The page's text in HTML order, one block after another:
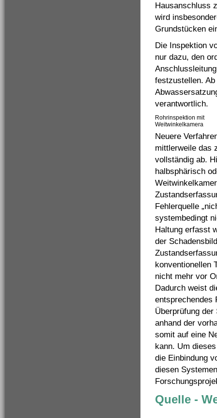
Hausanschluss
wird
Grundstücken
Die Inspektion
nur dazu, den
festzustellen.
verantwortlich.
Rohrinspektion mit
Weitwinkelkamera
Neuere
mittlerweile das
vollständig ab.
halbsphärisch
Fehlerquelle
systembedingt
Haltung erfasst
der
konventionellen
nicht mehr vor
Dadurch weist
entsprechendes
Überprüfung
anhand der
somit auf eine
kann. Um
die Einbindung
diesen
Quelle -